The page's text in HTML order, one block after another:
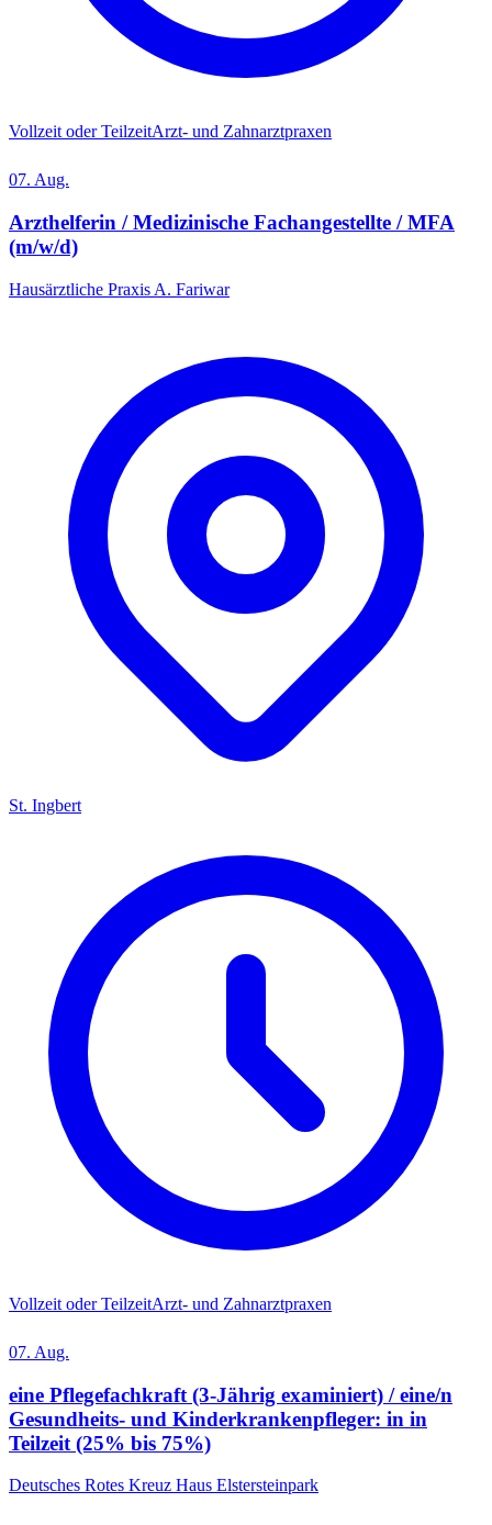
Vollzeit oder TeilzeitArzt- und Zahnarztpraxen
07. Aug.
Arzthelferin / Medizinische Fachangestellte / MFA
(m/w/d)
Hausärztliche Praxis A. Fariwar
St. Ingbert
Vollzeit oder TeilzeitArzt- und Zahnarztpraxen
07. Aug.
eine Pflegefachkraft (3-Jährig examiniert) / eine/n
Gesundheits- und Kinderkrankenpfleger: in in
Teilzeit (25% bis 75%)
Deutsches Rotes Kreuz Haus Elstersteinpark